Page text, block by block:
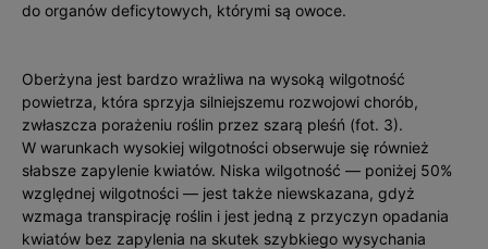
do organów deficytowych, którymi są owoce.
Oberżyna jest bardzo wrażliwa na wysoką wilgotność
powietrza, która sprzyja silniejszemu rozwojowi chorób,
zwłaszcza porażeniu roślin przez szarą pleśń (fot. 3).
W warunkach wysokiej wilgotności obserwuje się również
słabsze zapylenie kwiatów. Niska wilgotność — poniżej 50%
względnej wilgotności — jest także niewskazana, gdyż
wzmaga transpirację roślin i jest jedną z przyczyn opadania
kwiatów bez zapylenia na skutek szybkiego wysychania